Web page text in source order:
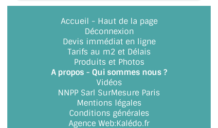
Accueil - Haut de la page
Déconnexion
Devis immédiat en ligne
Tarifs au m2 et Délais
Produits et Photos
A propos - Qui sommes nous ?
Vidéos
NNPP Sarl SurMesure Paris
Mentions légales
Conditions générales
Agence Web:Kalédo.fr